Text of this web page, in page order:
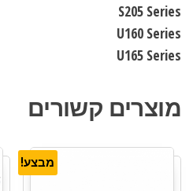
S205 Series
U160 Series
U165 Series
מוצרים קשורים
מבצע!